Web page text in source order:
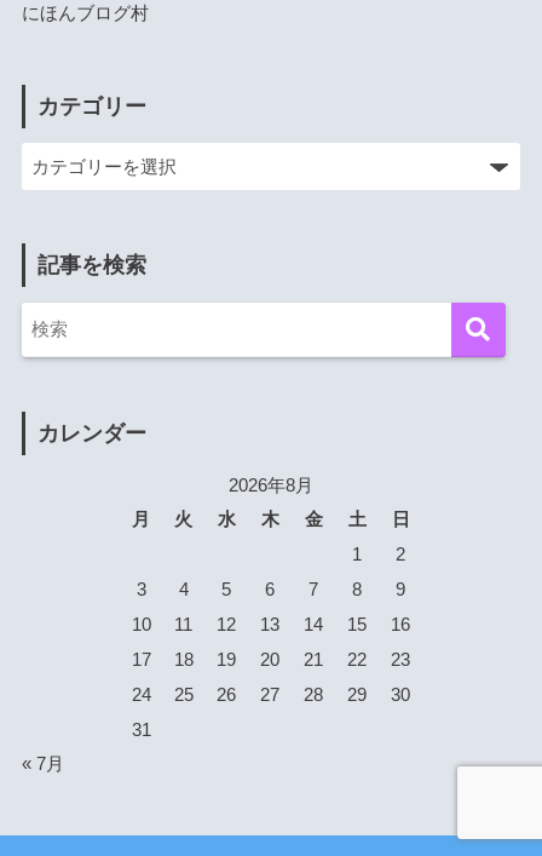
にほんブログ村
カテゴリー
記事を検索
カレンダー
2026年8月
月
火 水 木 金 土
日
1
2
3
4 5 6 7 8
9
10
11 12 13 14 15
16
17
18 19 20 21 22
23
24
25 26 27 28 29
30
31
« 7月